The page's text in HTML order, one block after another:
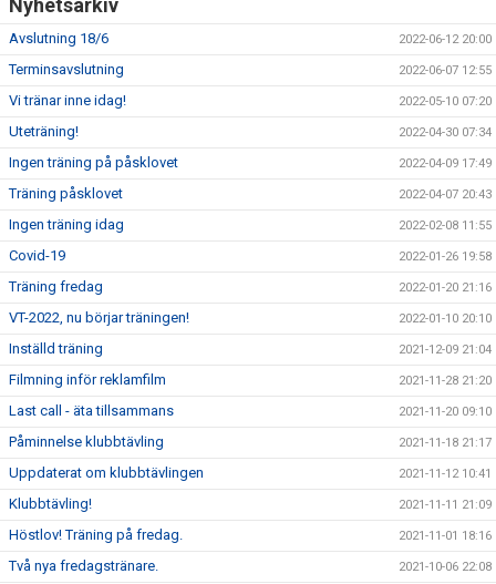
Nyhetsarkiv
Avslutning 18/6 2022-06-12 20:00
Terminsavslutning 2022-06-07 12:55
Vi tränar inne idag! 2022-05-10 07:20
Uteträning! 2022-04-30 07:34
Ingen träning på påsklovet 2022-04-09 17:49
Träning påsklovet 2022-04-07 20:43
Ingen träning idag 2022-02-08 11:55
Covid-19 2022-01-26 19:58
Träning fredag 2022-01-20 21:16
VT-2022, nu börjar träningen! 2022-01-10 20:10
Inställd träning 2021-12-09 21:04
Filmning inför reklamfilm 2021-11-28 21:20
Last call - äta tillsammans 2021-11-20 09:10
Påminnelse klubbtävling 2021-11-18 21:17
Uppdaterat om klubbtävlingen 2021-11-12 10:41
Klubbtävling! 2021-11-11 21:09
Höstlov! Träning på fredag. 2021-11-01 18:16
Två nya fredagstränare. 2021-10-06 22:08